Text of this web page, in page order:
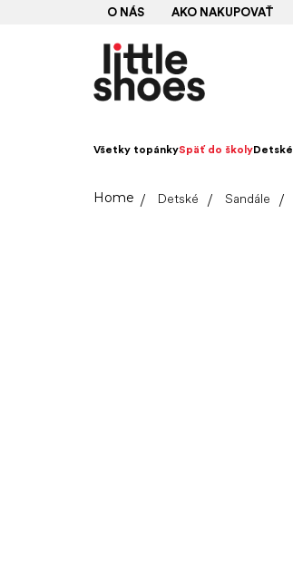
O NÁS AKO NAKUPOVAŤ
Všetky topánkySpäť do školyDetské
DomovDetské Sandále